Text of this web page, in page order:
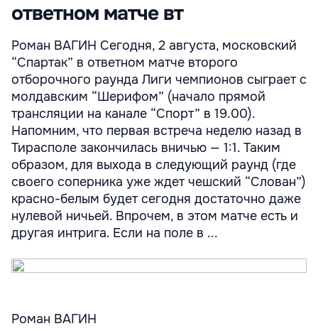
ответном матче вт
Роман ВАГИН Сегодня, 2 августа, московский
“Спартак” в ответном матче второго
отборочного раунда Лиги чемпионов сыграет с
молдавским “Шерифом” (начало прямой
трансляции на канале “Спорт” в 19.00).
Напомним, что первая встреча неделю назад в
Тирасполе закончилась вничью — 1:1. Таким
образом, для выхода в следующий раунд (где
своего соперника уже ждет чешский “Слован”)
красно-белым будет сегодня достаточно даже
нулевой ничьей. Впрочем, в этом матче есть и
другая интрига. Если на поле в ...
Роман ВАГИН